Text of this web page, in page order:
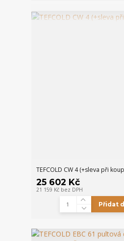
TEFCOLD CW 4 (+sleva při
25 602 Kč
21 159 Kč bez DPH
Přidat